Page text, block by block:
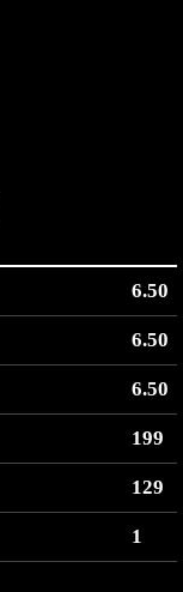
6.50
6.50
6.50
199
129
1